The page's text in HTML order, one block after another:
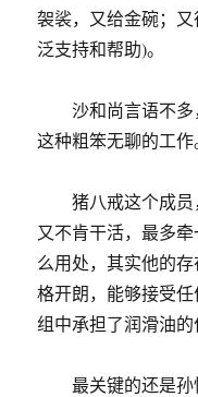
袈裟，又给金碗；
泛支持和帮助)。
沙和尚言语不多
这种粗笨无聊的工作
猪八戒这个成员
又不肯干活，最多
么用处，其实他的
格开朗，能够接受
组中承担了润滑油的
最关键的还是孙